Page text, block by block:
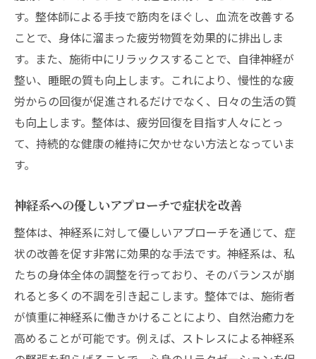
す。整体師による手技で筋肉をほぐし、血流を改善する
ことで、身体に溜まった疲労物質を効果的に排出しま
す。また、施術中にリラックスすることで、自律神経が
整い、睡眠の質も向上します。これにより、慢性的な疲
労からの回復が促進されるだけでなく、日々の生活の質
も向上します。整体は、疲労回復を目指す人々にとっ
て、持続的な健康の維持に欠かせない方法となっていま
す。
神経系への優しいアプローチで症状を改善
整体は、神経系に対して優しいアプローチを通じて、症
状の改善を促す非常に効果的な手法です。神経系は、私
たちの身体全体の調整を行っており、そのバランスが崩
れると多くの不調を引き起こします。整体では、施術者
が慎重に神経系に働きかけることにより、自然治癒力を
高めることが可能です。例えば、ストレスによる神経系